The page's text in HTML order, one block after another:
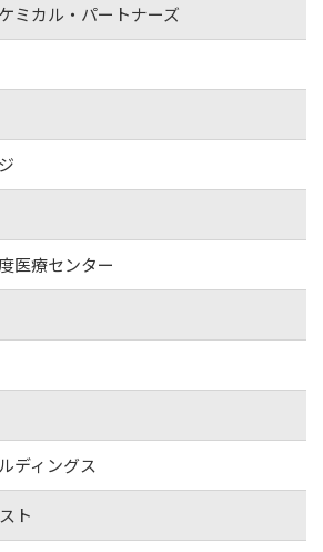
ミカル・パートナーズ
医療センター
ディングス
ト